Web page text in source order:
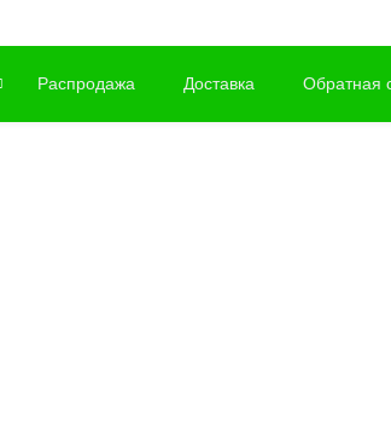
Распродажа Доставка Обратная